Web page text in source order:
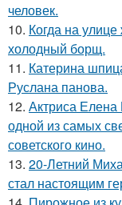
человек.
10. Когда на
холодный борщ.
11. Катерина
Руслана панова.
12. Актриса Елена
одной из самых
советского кино.
13. 20-Летний
стал настоящим